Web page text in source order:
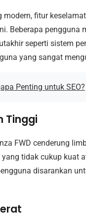
fitur
Beberapa pengguna
seperti sistem
yang sangat
Penting untuk SEO?
Tinggi
FWD cenderung
tidak cukup kuat
disarankan